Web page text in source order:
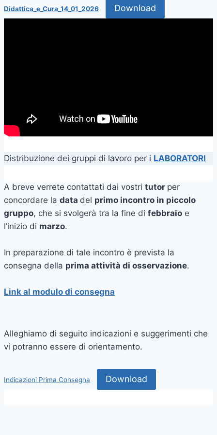
Didattica_e_Cura_14_01_2026 Download
Distribuzione dei gruppi di lavoro per i LABORATORI
A breve verrete contattati dai vostri tutor per
concordare la data del primo incontro in piccolo
gruppo, che si svolgerà tra la fine di febbraio e
l’inizio di marzo.
In preparazione di tale incontro è prevista la
consegna della prima attività di osservazione.
Link al modulo di consegna
Alleghiamo di seguito indicazioni e suggerimenti che
vi potranno essere di orientamento.
Indicazioni Prima Consegna Download